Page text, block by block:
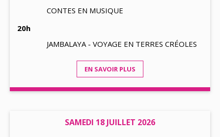
CONTES EN MUSIQUE
20h
JAMBALAYA - VOYAGE EN TERRES CRÉOLES
EN SAVOIR PLUS
SAMEDI 18 JUILLET 2026